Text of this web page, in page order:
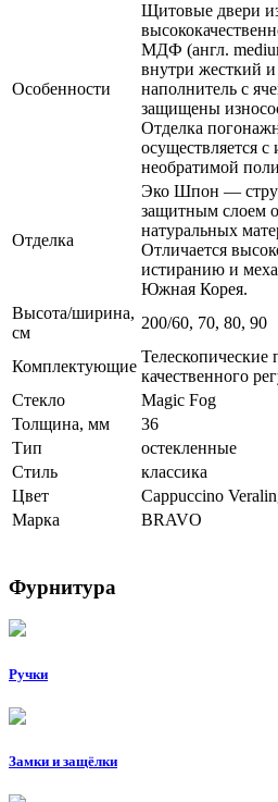
Особенности
Щитовые двери
МДФ (англ.
внутри жесткий
наполнитель с
защищены
Отделка
осуществляется
необратимой
Отделка
Эко Шпон —
защитным слоем
натуральных
Отличается
истиранию и
Южная Корея.
Высота/ширина,
см
200/60, 70, 80, 90
Комплектующие
Телескопические
качественного
Стекло
Magic Fog
Толщина, мм
36
Тип
остекленные
Стиль
классика
Цвет
Cappuccino
Марка
BRAVO
Фурнитура
Ручки
Замки и защёлки